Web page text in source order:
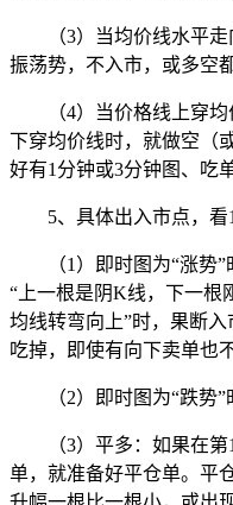
（3）当均价线水平
振荡势，不入市，或多空都
（4）当价格线上穿
下穿均价线时，就做空（
好有1分钟或3分钟图、吃
5、具体出入市点，看
（1）即时图为“涨势
“上一根是阴K线，下一根
均线转弯向上”时，果断
吃掉，即使有向下卖单也
（2）即时图为“跌势
（3）平多：如果在
单，就准备好平仓单。平